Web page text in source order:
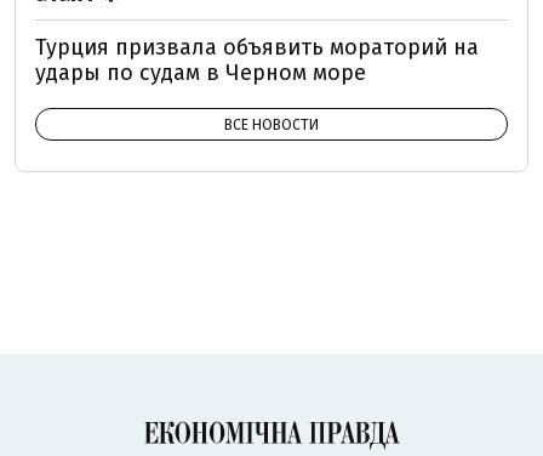
Турция призвала объявить мораторий на
удары по судам в Черном море
ВСЕ НОВОСТИ